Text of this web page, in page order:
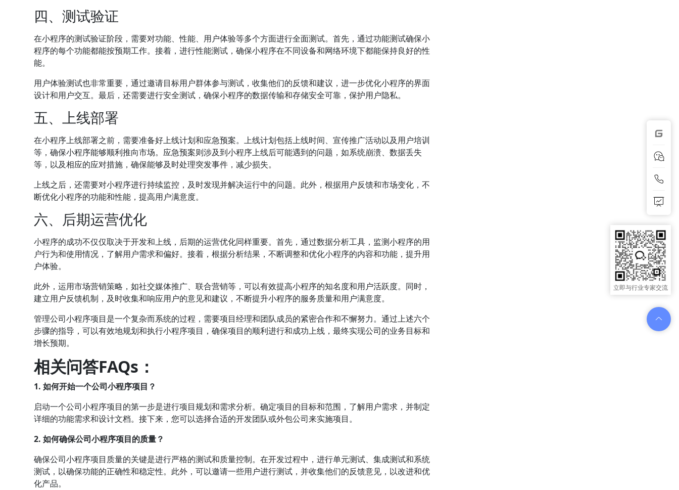
四、测试验证
在小程序的测试验证阶段，需要对功能、性能、用户体验等多个方面进行全面测试。首先，通过功能测试确保小
程序的每个功能都能按预期工作。接着，进行性能测试，确保小程序在不同设备和网络环境下都能保持良好的性
能。
用户体验测试也非常重要，通过邀请目标用户群体参与测试，收集他们的反馈和建议，进一步优化小程序的界面
设计和用户交互。最后，还需要进行安全测试，确保小程序的数据传输和存储安全可靠，保护用户隐私。
五、上线部署
在小程序上线部署之前，需要准备好上线计划和应急预案。上线计划包括上线时间、宣传推广活动以及用户培训
等，确保小程序能够顺利推向市场。应急预案则涉及到小程序上线后可能遇到的问题，如系统崩溃、数据丢失
等，以及相应的应对措施，确保能够及时处理突发事件，减少损失。
上线之后，还需要对小程序进行持续监控，及时发现并解决运行中的问题。此外，根据用户反馈和市场变化，不
断优化小程序的功能和性能，提高用户满意度。
六、后期运营优化
小程序的成功不仅仅取决于开发和上线，后期的运营优化同样重要。首先，通过数据分析工具，监测小程序的用
户行为和使用情况，了解用户需求和偏好。接着，根据分析结果，不断调整和优化小程序的内容和功能，提升用
户体验。
此外，运用市场营销策略，如社交媒体推广、联合营销等，可以有效提高小程序的知名度和用户活跃度。同时，
建立用户反馈机制，及时收集和响应用户的意见和建议，不断提升小程序的服务质量和用户满意度。
管理公司小程序项目是一个复杂而系统的过程，需要项目经理和团队成员的紧密合作和不懈努力。通过上述六个
步骤的指导，可以有效地规划和执行小程序项目，确保项目的顺利进行和成功上线，最终实现公司的业务目标和
增长预期。
相关问答FAQs：
1. 如何开始一个公司小程序项目？
启动一个公司小程序项目的第一步是进行项目规划和需求分析。确定项目的目标和范围，了解用户需求，并制定
详细的功能需求和设计文档。接下来，您可以选择合适的开发团队或外包公司来实施项目。
2. 如何确保公司小程序项目的质量？
确保公司小程序项目质量的关键是进行严格的测试和质量控制。在开发过程中，进行单元测试、集成测试和系统
测试，以确保功能的正确性和稳定性。此外，可以邀请一些用户进行测试，并收集他们的反馈意见，以改进和优
化产品。
立即与行业专家交流